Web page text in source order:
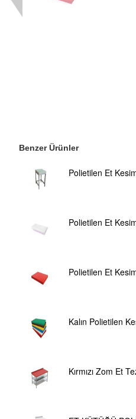
Benzer Ürünler
Polietilen Et
Polietilen Et
Polietilen Et
Kalın Polietilen
Kırmızı Zom Et